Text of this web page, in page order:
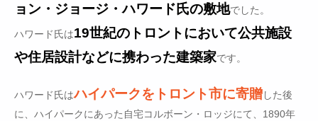
ョン・ジョージ・ハワード氏の敷地でした。
ハワード氏は19世紀のトロントにおいて公共施設
や住居設計などに携わった建築家です。
ハワード氏はハイパークをトロント市に寄贈した後
に、ハイパークにあった自宅コルボーン・ロッジにて、1890年